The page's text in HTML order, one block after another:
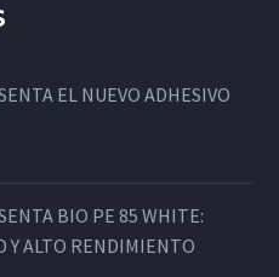
EL NUEVO ADHESIVO
BIO PE 85 WHITE:
Y ALTO RENDIMIENTO